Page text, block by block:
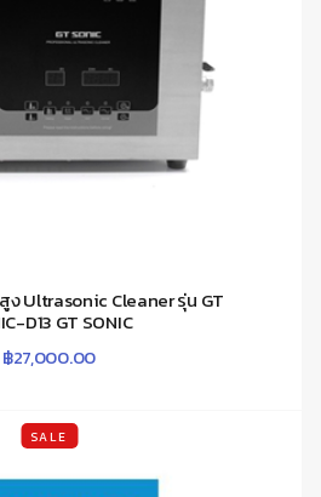
ง Ultrasonic Cleaner รุ่น GT
D13 GT SONIC
฿27,000.00
SALE